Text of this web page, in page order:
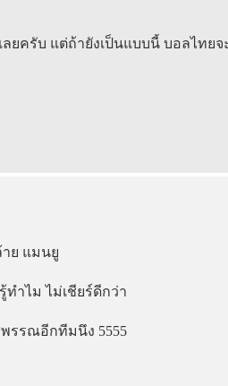
ยครับ แต่ถ้ายังเป็นแบบนี้ บอลไทย
าย แมนยู
ำไม ไม่เชียร์ดีกว่า
รรณอีกทีมนึง 5555